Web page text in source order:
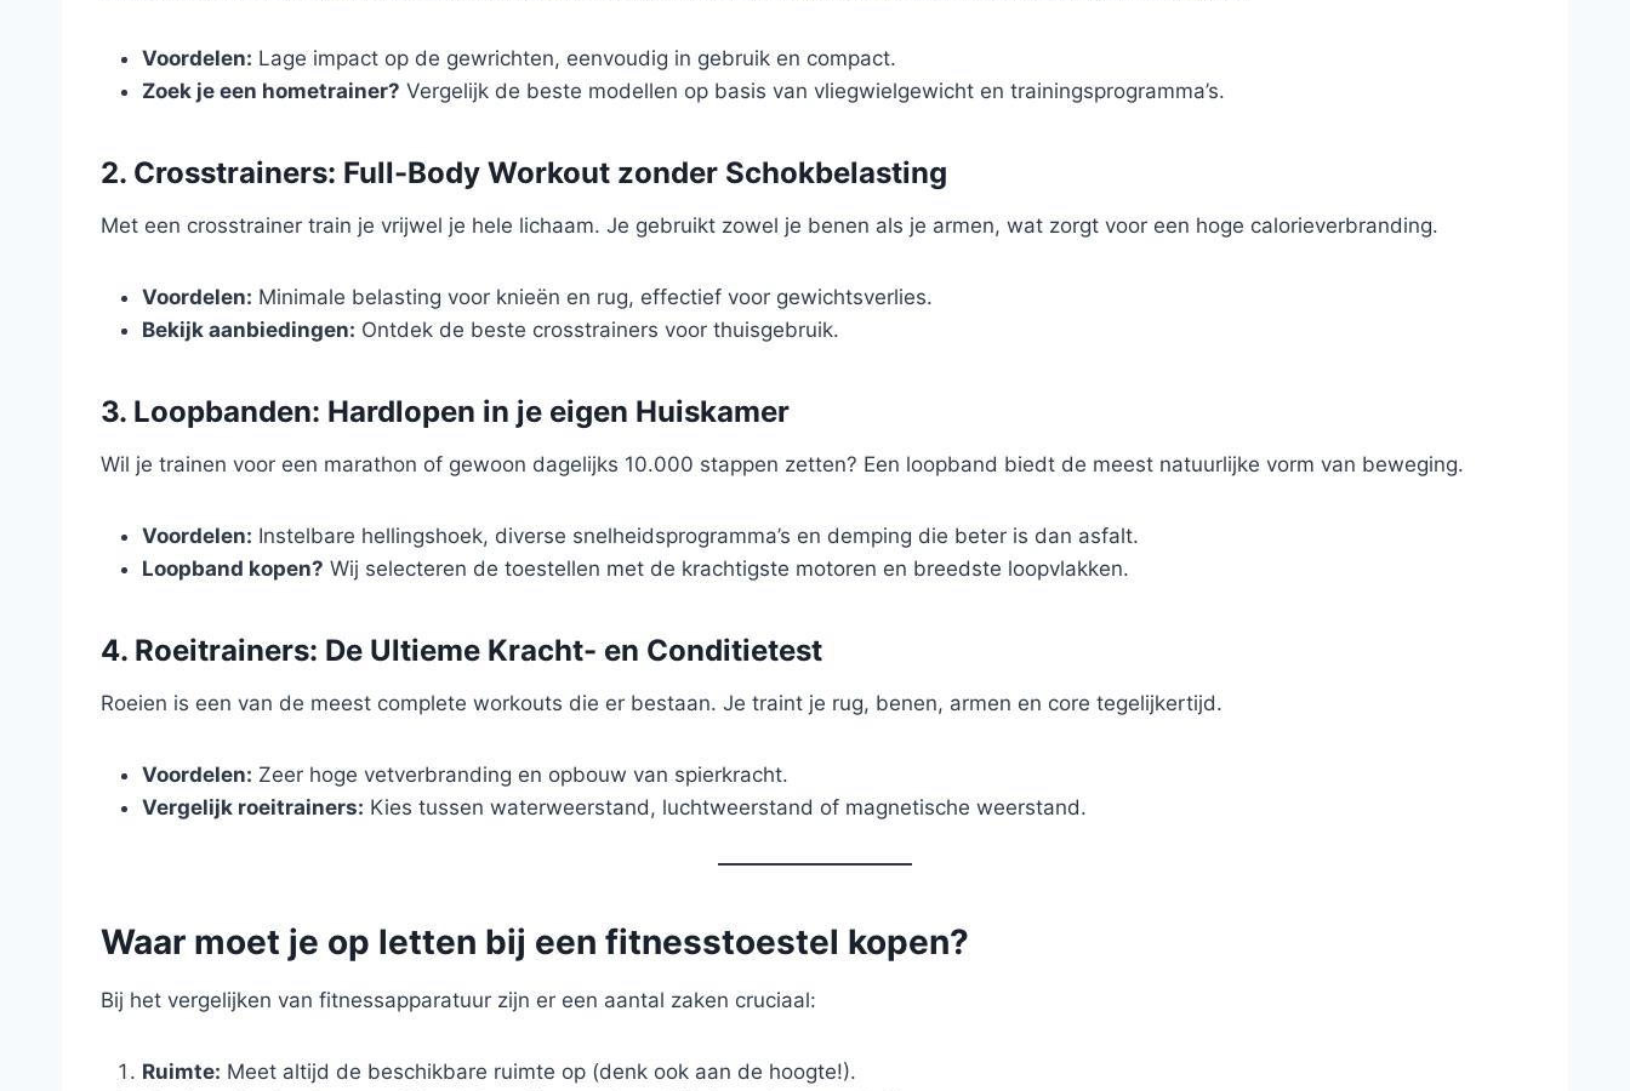
Voordelen: Lage impact op de gewrichten, eenvoudig in gebruik en compact.
Zoek je een hometrainer? Vergelijk de beste modellen op basis van vliegwielgewicht en trainingsprogramma’s.
2. Crosstrainers: Full-Body Workout zonder Schokbelasting
Met een crosstrainer train je vrijwel je hele lichaam. Je gebruikt zowel je benen als je armen, wat zorgt voor een hoge calorieverbranding.
Voordelen: Minimale belasting voor knieën en rug, effectief voor gewichtsverlies.
Bekijk aanbiedingen: Ontdek de beste crosstrainers voor thuisgebruik.
3. Loopbanden: Hardlopen in je eigen Huiskamer
Wil je trainen voor een marathon of gewoon dagelijks 10.000 stappen zetten? Een loopband biedt de meest natuurlijke vorm van beweging.
Voordelen: Instelbare hellingshoek, diverse snelheidsprogramma’s en demping die beter is dan asfalt.
Loopband kopen? Wij selecteren de toestellen met de krachtigste motoren en breedste loopvlakken.
4. Roeitrainers: De Ultieme Kracht- en Conditietest
Roeien is een van de meest complete workouts die er bestaan. Je traint je rug, benen, armen en core tegelijkertijd.
Voordelen: Zeer hoge vetverbranding en opbouw van spierkracht.
Vergelijk roeitrainers: Kies tussen waterweerstand, luchtweerstand of magnetische weerstand.
Waar moet je op letten bij een fitnesstoestel kopen?
Bij het vergelijken van fitnessapparatuur zijn er een aantal zaken cruciaal:
Ruimte: Meet altijd de beschikbare ruimte op (denk ook aan de hoogte!).